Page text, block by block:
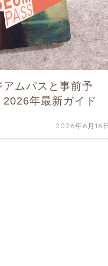
アムパスと事前予
年最新ガイド
2026年6月16